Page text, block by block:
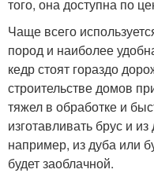
того, она доступна по
Чаще всего
пород и наиболее
кедр стоят гораздо
строительстве домов
тяжел в обработке и
изготавливать брус и
например, из дуба или
будет заоблачной.